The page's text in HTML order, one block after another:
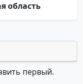
область
первый.